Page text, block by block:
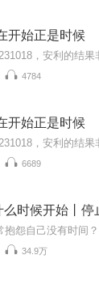
开始正是时候
4784
开始正是时候
6689
时候开始丨停
34.9万